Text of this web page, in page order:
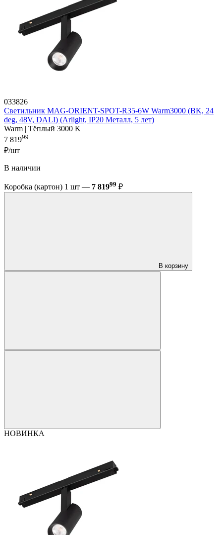
033826
Светильник MAG-ORIENT-SPOT-R35-6W Warm3000 (BK, 24
deg, 48V, DALI) (Arlight, IP20 Металл, 5 лет)
Warm | Тёплый 3000 K
7 81999
₽/шт
В наличии
Коробка (картон) 1 шт — 7 81999 ₽
В корзину
НОВИНКА